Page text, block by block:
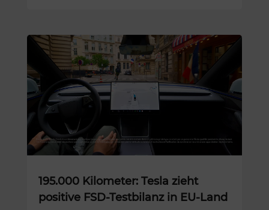
195.000 Kilometer: Tesla zieht
positive FSD-Testbilanz in EU-Land